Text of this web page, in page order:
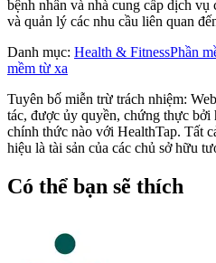
bệnh nhân và nhà cung cấp dịch vụ
và quản lý các nhu cầu liên quan
Danh mục: Health & FitnessPhần
mềm từ xa
Tuyên bố miễn trừ trách nhiệm:
tác, được ủy quyền, chứng thực bởi
chính thức nào với HealthTap. Tất
hiệu là tài sản của các chủ sở hữu
Có thể bạn sẽ thích